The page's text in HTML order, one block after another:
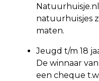
natuurhuisjes
maten.
Jeugd t/m 18
De winnaar
een cheque